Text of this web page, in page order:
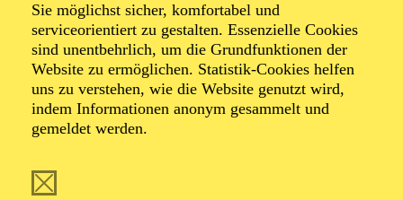
Sie möglichst sicher, komfortabel und
serviceorientiert zu gestalten. Essenzielle Cookies
sind unentbehrlich, um die Grundfunktionen der
Website zu ermöglichen. Statistik-Cookies helfen
uns zu verstehen, wie die Website genutzt wird,
indem Informationen anonym gesammelt und
gemeldet werden.
Foto: Benne Ochs
KS. Rainer Maria